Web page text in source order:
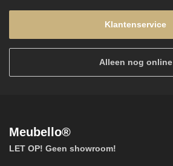
Klantenservice
Alleen nog online
Meubello®
LET OP! Geen showroom!